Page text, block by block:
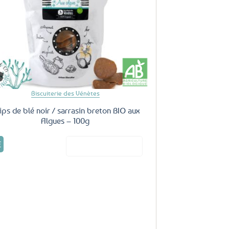
Biscuiterie des Vénètes
de blé noir / sarrasin breton BIO aux
Algues – 100g